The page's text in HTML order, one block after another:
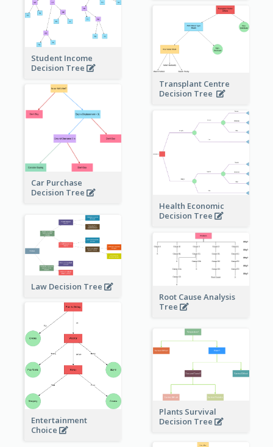
Student Income
Decision Tree
Transplant Centre
Decision Tree
Car Purchase
Decision Tree
Health Economic
Decision Tree
Law Decision Tree
Root Cause Analysis
Tree
Entertainment
Choice
Plants Survival
Decision Tree